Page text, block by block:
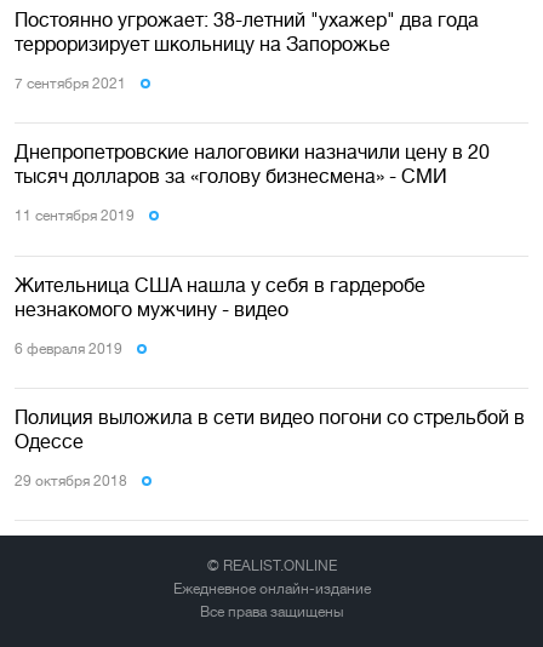
Постоянно угрожает: 38-летний "ухажер" два года
терроризирует школьницу на Запорожье
7 сентября 2021
Днепропетровские налоговики назначили цену в 20
тысяч долларов за «голову бизнесмена» - СМИ
11 сентября 2019
Жительница США нашла у себя в гардеробе
незнакомого мужчину - видео
6 февраля 2019
Полиция выложила в сети видео погони со стрельбой в
Одессе
29 октября 2018
© REALIST.ONLINE
Ежедневное онлайн-издание
Все права защищены